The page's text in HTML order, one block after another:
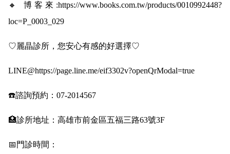
🔸 博客來:https://www.books.com.tw/products/0010992448?
loc=P_0003_029
♡麗晶診所，您安心有感的好選擇♡
LINE@https://page.line.me/eif3302v?openQrModal=true
☎️諮詢預約：07-2014567
🏥診所地址：高雄市前金區五福三路63號3F
📅門診時間：